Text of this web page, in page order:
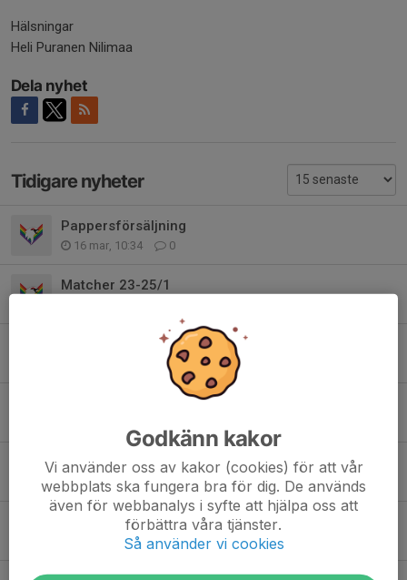
Hälsningar
Heli Puranen Nilimaa
Dela nyhet
Tidigare nyheter
Pappersförsäljning
16 mar, 10:34 0
Matcher 23-25/1
Pappersförsäljning
0
Matcher 28-30/11
26 nov 2025 0
Ekonominytt (Nytt bankkonto m.m.)
20 sep 2025 0
Godkänn kakor
Vi använder oss av kakor (cookies) för att vår
webbplats ska fungera bra för dig. De används
även för webbanalys i syfte att hjälpa oss att
förbättra våra tjänster.
Så använder vi cookies